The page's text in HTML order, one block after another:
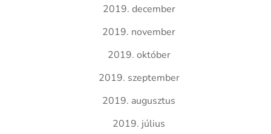
2019. december
2019. november
2019. október
2019. szeptember
2019. augusztus
2019. július